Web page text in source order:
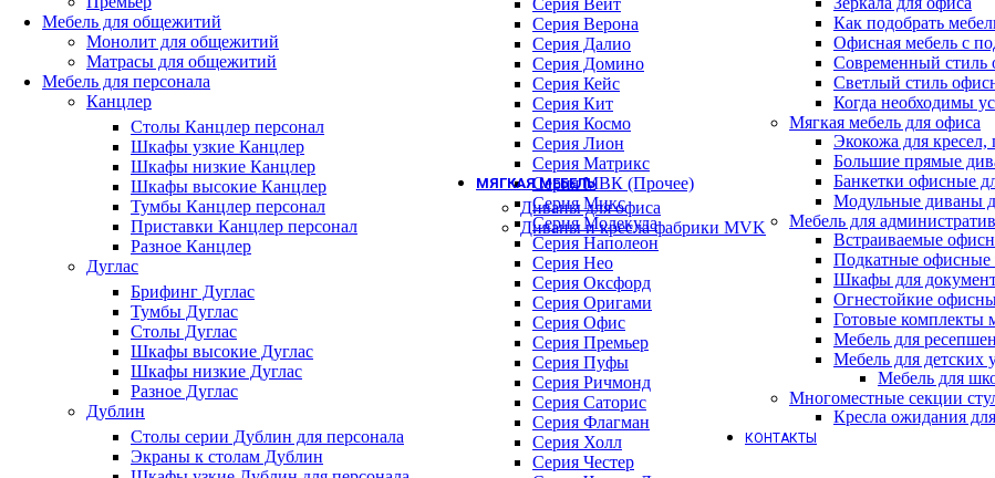
Как подобрать
Офисная мебель с
Современный стиль
Светлый стиль
Когда необходимы
Мягкая мебель для офиса
Экокожа для
Большие прямые
Банкетки офисные
Модульные диваны
Мебель для
Встраиваемые
Подкатные
Шкафы для
Огнестойкие
Готовые комплекты
Мебель для ресепшен
Мебель для детских
Мебель для
Многоместные секции
Кресла ожидания
КОНТАКТЫ
Серия Верона
Серия Далио
Серия Домино
Серия Кейс
Серия Кит
Серия Космо
Серия Лион
Серия Матрикс
Серия МВК (Прочее)
Серия Микс
Серия Молекула
Серия Наполеон
Серия Нео
Серия Оксфорд
Серия Оригами
Серия Офис
Серия Премьер
Серия Пуфы
Серия Ричмонд
Серия Саторис
Серия Флагман
Серия Холл
Серия Честер
Мебель для общежитий
Монолит для общежитий
Матрасы для общежитий
Мебель для персонала
Канцлер
Столы Канцлер персонал
Шкафы узкие Канцлер
Шкафы низкие Канцлер
Шкафы высокие Канцлер
Тумбы Канцлер персонал
Приставки Канцлер персонал
Разное Канцлер
Дуглас
Брифинг Дуглас
Тумбы Дуглас
Столы Дуглас
Шкафы высокие Дуглас
Шкафы низкие Дуглас
Разное Дуглас
Дублин
Столы серии Дублин для персонала
Экраны к столам Дублин
Геймерские кресла
Детские кресла
Кресла для отдыха
Кресла и стулья для посетителей
Обеденные стулья
Премиум кресла
Серия WOOD (ВУД)
Офисные стулья
МЯГКАЯ МЕБЕЛЬ
Диваны для офиса
Диваны и кресла фабрики MVK